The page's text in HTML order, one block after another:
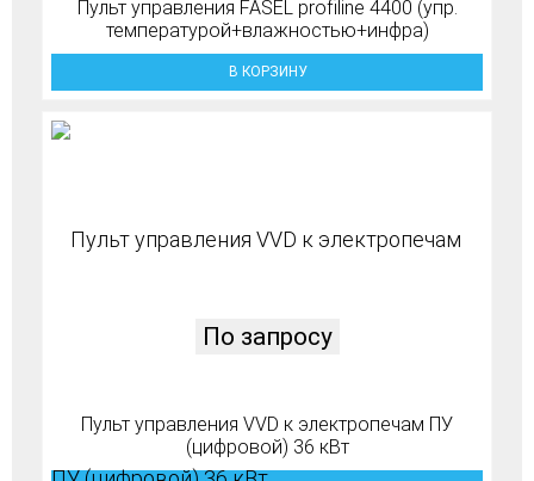
Пульт управления FASEL profiline 4400 (упр.
температурой+влажностью+инфра)
В КОРЗИНУ
Пульт управления VVD к электропечам ПУ
(цифровой) 36 кВт
По запросу